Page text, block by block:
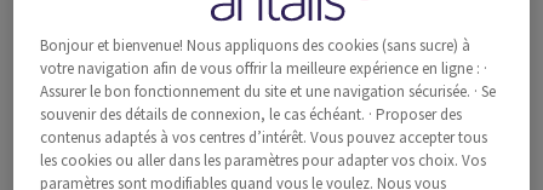
Fortuna Digital est un leader dans le domaine de la
communication visuelle et fournisseur pour l’industrie de
l’impression numérique. Cette acquisition constitue une
Bonjour et bienvenue! Nous appliquons des cookies (sans sucre) à
votre navigation afin de vous offrir la meilleure expérience en ligne : ·
Assurer le bon fonctionnement du site et une navigation sécurisée. · Se
souvenir des détails de connexion, le cas échéant. · Proposer des
contenus adaptés à vos centres d’intérêt. Vous pouvez accepter tous
les cookies ou aller dans les paramètres pour adapter vos choix. Vos
paramètres sont modifiables quand vous le voulez. Nous vous